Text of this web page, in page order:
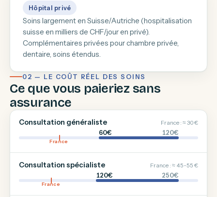
Hôpital privé
Soins largement en Suisse/Autriche (hospitalisation
suisse en milliers de CHF/jour en privé).
Complémentaires privées pour chambre privée,
dentaire, soins étendus.
02 — LE COÛT RÉEL DES SOINS
Ce que vous paieriez sans
assurance
Consultation généraliste France : ≈ 30 €
60€ 120€
France
Consultation spécialiste France : ≈ 45-55 €
120€ 250€
France